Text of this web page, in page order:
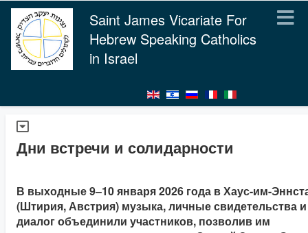
Saint James Vicariate For
Hebrew Speaking Catholics
in Israel
Дни встречи и солидарности
В выходные 9–10 января 2026 года в Хаус-им-
(Штирия, Австрия) музыка, личные свидетельства
диалог объединили участников, позволив им